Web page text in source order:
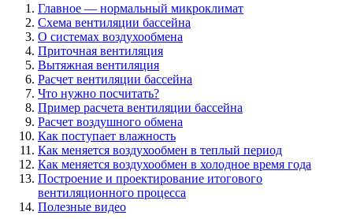
Главное — нормальный микроклимат
Схема вентиляции бассейна
О системах воздухообмена
Приточная вентиляция
Вытяжная вентиляция
Расчет вентиляции бассейна
Что нужно посчитать?
Пример расчета вентиляции бассейна
Расчет воздушного обмена
Как поступает влажность
Как меняется воздухообмен в теплый период
Как меняется воздухообмен в холодное время года
Построение и проектирование итогового
вентиляционного процесса
Полезные видео